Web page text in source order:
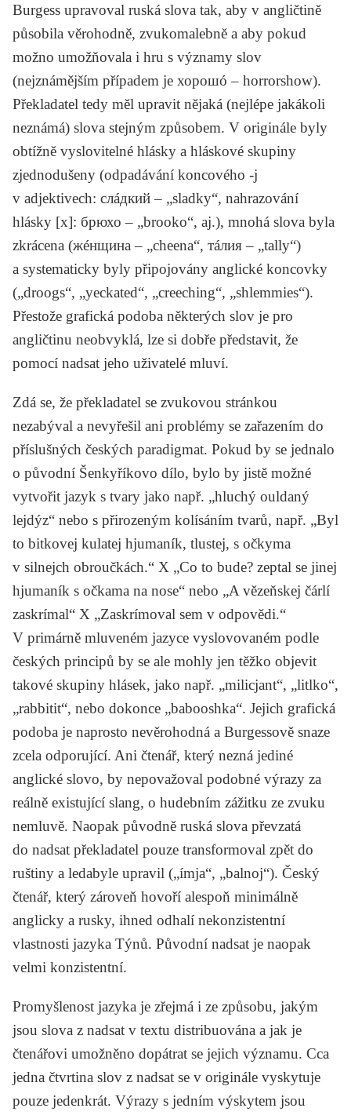
Burgess upravoval ruská slova tak, aby v angličtině
působila věrohodně, zvukomalebně a aby pokud
možno umožňovala i hru s významy slov
(nejznámějším případem je хорошó – horrorshow).
Překladatel tedy měl upravit nějaká (nejlépe jakákoli
neznámá) slova stejným způsobem. V originále byly
obtížně vyslovitelné hlásky a hláskové skupiny
zjednodušeny (odpadávání koncového -j
v adjektivech: cлáдкий – „sladky“, nahrazování
hlásky [x]: брюхо – „brooko“, aj.), mnohá slova byla
zkrácena (жéнщина – „cheena“, тáлия – „tally“)
a systematicky byly připojovány anglické koncovky
(„droogs“, „yeckated“, „creeching“, „shlemmies“).
Přestože grafická podoba některých slov je pro
angličtinu neobvyklá, lze si dobře představit, že
pomocí nadsat jeho uživatelé mluví.
Zdá se, že překladatel se zvukovou stránkou
nezabýval a nevyřešil ani problémy se zařazením do
příslušných českých paradigmat. Pokud by se jednalo
o původní Šenkyříkovo dílo, bylo by jistě možné
vytvořit jazyk s tvary jako např. „hluchý ouldaný
lejdýz“ nebo s přirozeným kolísáním tvarů, např. „Byl
to bitkovej kulatej hjumaník, tlustej, s očkyma
v silnejch obroučkách.“ X „Co to bude? zeptal se jinej
hjumaník s očkama na nose“ nebo „A vězeňskej čárlí
zaskrímal“ X „Zaskrímoval sem v odpovědi.“
V primárně mluveném jazyce vyslovovaném podle
českých principů by se ale mohly jen těžko objevit
takové skupiny hlásek, jako např. „milicjant“, „litlko“,
„rabbitit“, nebo dokonce „babooshka“. Jejich grafická
podoba je naprosto nevěrohodná a Burgessově snaze
zcela odporující. Ani čtenář, který nezná jediné
anglické slovo, by nepovažoval podobné výrazy za
reálně existující slang, o hudebním zážitku ze zvuku
nemluvě. Naopak původně ruská slova převzatá
do nadsat překladatel pouze transformoval zpět do
ruštiny a ledabyle upravil („ímja“, „balnoj“). Český
čtenář, který zároveň hovoří alespoň minimálně
anglicky a rusky, ihned odhalí nekonzistentní
vlastnosti jazyka Týnů. Původní nadsat je naopak
velmi konzistentní.
Promyšlenost jazyka je zřejmá i ze způsobu, jakým
jsou slova z nadsat v textu distribuována a jak je
čtenářovi umožněno dopátrat se jejich významu. Cca
jedna čtvrtina slov z nadsat se v originále vyskytuje
pouze jedenkrát. Výrazy s jedním výskytem jsou